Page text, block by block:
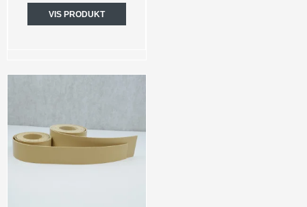
VIS PRODUKT